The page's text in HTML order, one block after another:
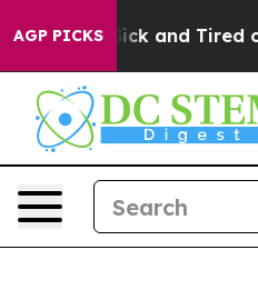
AGP PICKS
Sick and Tired of This